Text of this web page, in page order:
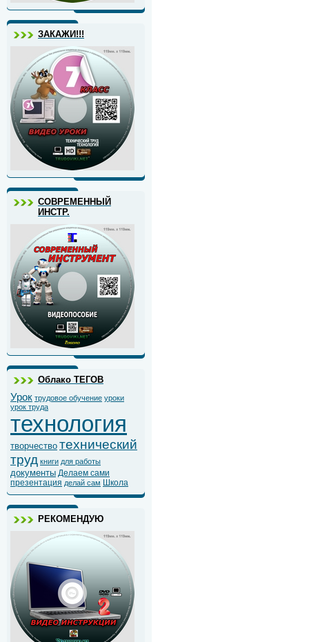
ЗАКАЖИ!!!
СОВРЕМЕННЫЙ
ИНСТР.
Облако ТЕГОВ
Урок трудовое обучение уроки
урок труда
технология
творчество технический
труд книги для работы
документы Делаем сами
презентация делай сам Школа
РЕКОМЕНДУЮ